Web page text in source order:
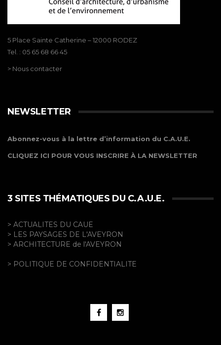
5 Place Sainte Catherine – 12000 RODEZ
Tel. : 05 65 68 66 45
> Nous contacter
NEWSLETTER
Abonnez-vous à la lettre d’information du C.A.U.E.
CLIQUEZ ICI POUR VOUS INSCRIRE À LA NEWSLETTER
3 SITES THÉMATIQUES DU C.A.U.E.
> ACTUALITES DU CAUE
> LES PAYSAGES DE L'AVEYRON
> ARCHITECTURE de l'AVEYRON
> POLITIQUE DE CONFIDENTIALITE